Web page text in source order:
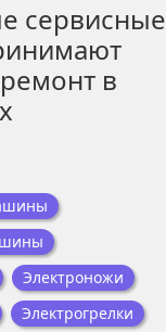
сервисные
в
Электроножи
Электрогрелки